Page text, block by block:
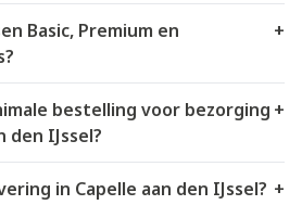
Basic, Premium en
+
bestelling voor bezorging
den IJssel?
+
in Capelle aan den IJssel? +